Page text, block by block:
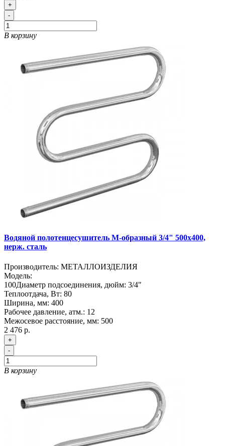
+
-
В корзину
Водяной полотенцесушитель М-образный 3/4" 500х400,
нерж. сталь
Производитель: МЕТАЛЛОИЗДЕЛИЯ
Модель:
100Диаметр подсоединения, дюйм: 3/4"
Теплоотдача, Вт: 80
Ширина, мм: 400
Рабочее давление, атм.: 12
Межосевое расстояние, мм: 500
2 476 р.
+
-
В корзину